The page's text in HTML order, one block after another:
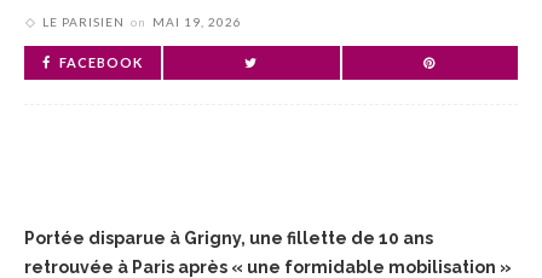
LE PARISIEN on MAI 19, 2026
FACEBOOK
Portée disparue à Grigny, une fillette de 10 ans
retrouvée à Paris après « une formidable mobilisation »